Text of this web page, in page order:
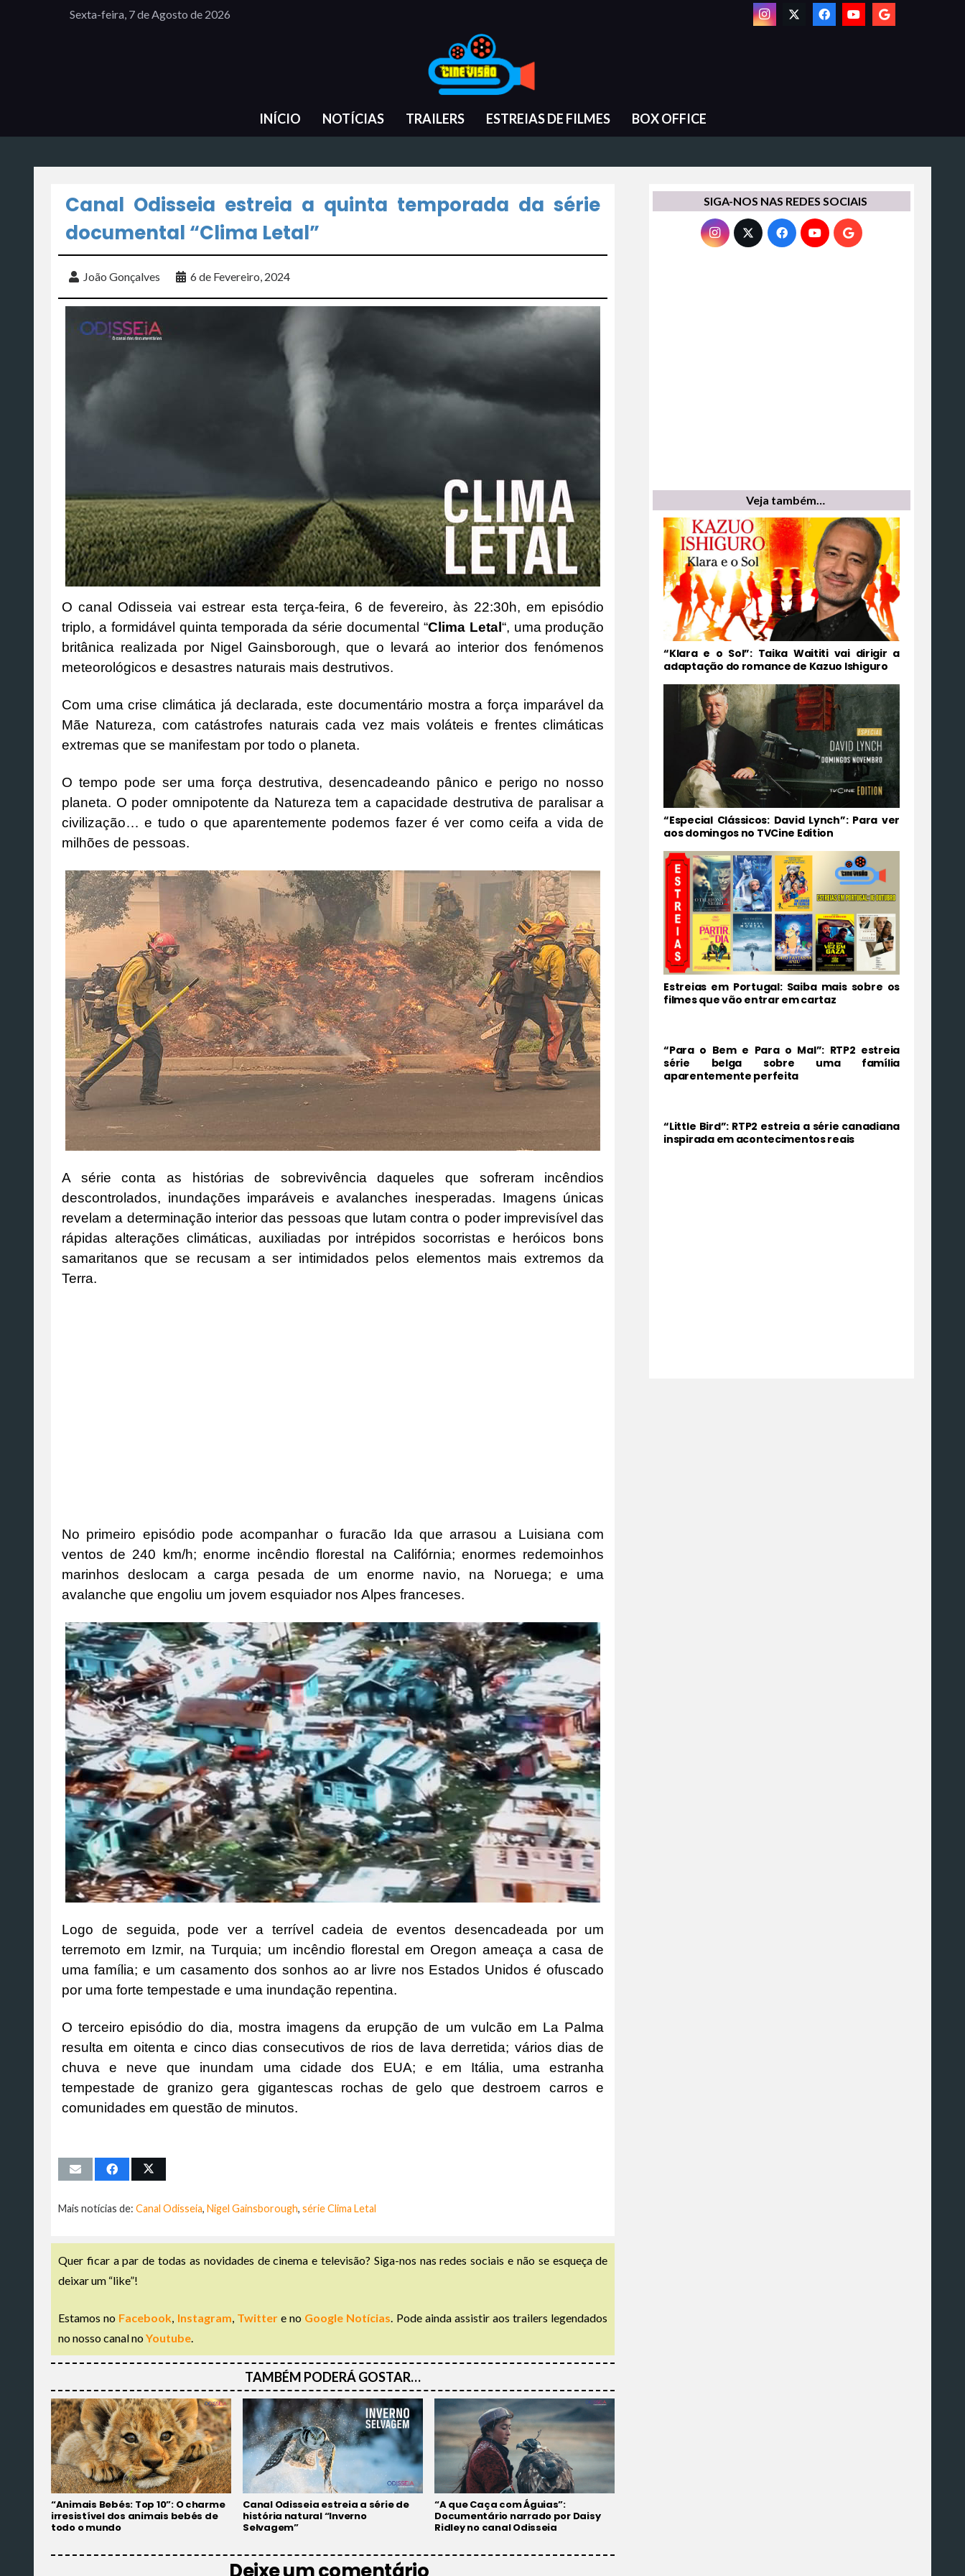
Sexta-feira, 7 de Agosto de 2026
INÍCIO NOTÍCIAS TRAILERS ESTREIAS DE FILMES BOX OFFICE
Canal Odisseia estreia a quinta temporada da série
documental “Clima Letal”
João Gonçalves 6 de Fevereiro, 2024
O canal Odisseia vai estrear esta terça-feira, 6 de fevereiro, às 22:30h, em episódio
triplo, a formidável quinta temporada da série documental “Clima Letal “, uma produção
britânica realizada por Nigel Gainsborough, que o levará ao interior dos fenómenos
meteorológicos e desastres naturais mais destrutivos.
Com uma crise climática já declarada, este documentário mostra a força imparável da
Mãe Natureza, com catástrofes naturais cada vez mais voláteis e frentes climáticas
extremas que se manifestam por todo o planeta.
O tempo pode ser uma força destrutiva, desencadeando pânico e perigo no nosso
planeta. O poder omnipotente da Natureza tem a capacidade destrutiva de paralisar a
civilização… e tudo o que aparentemente podemos fazer é ver como ceifa a vida de
milhões de pessoas.
A série conta as histórias de sobrevivência daqueles que sofreram incêndios
descontrolados, inundações imparáveis ​​e avalanches inesperadas. Imagens únicas
revelam a determinação interior das pessoas que lutam contra o poder imprevisível das
rápidas alterações climáticas, auxiliadas por intrépidos socorristas e heróicos bons
samaritanos que se recusam a ser intimidados pelos elementos mais extremos da
Terra.
No primeiro episódio pode acompanhar o furacão Ida que arrasou a Luisiana com
ventos de 240 km/h; enorme incêndio florestal na Califórnia; enormes redemoinhos
marinhos deslocam a carga pesada de um enorme navio, na Noruega; e uma
avalanche que engoliu um jovem esquiador nos Alpes franceses.
Logo de seguida, pode ver a terrível cadeia de eventos desencadeada por um
terremoto em Izmir, na Turquia; um incêndio florestal em Oregon ameaça a casa de
uma família; e um casamento dos sonhos ao ar livre nos Estados Unidos é ofuscado
por uma forte tempestade e uma inundação repentina.
O terceiro episódio do dia, mostra imagens da erupção de um vulcão em La Palma
resulta em oitenta e cinco dias consecutivos de rios de lava derretida; vários dias de
chuva e neve que inundam uma cidade dos EUA; e em Itália, uma estranha
tempestade de granizo gera gigantescas rochas de gelo que destroem carros e
comunidades em questão de minutos.
Mais notícias de: Canal Odisseia, Nigel Gainsborough, série Clima Letal
Quer ficar a par de todas as novidades de cinema e televisão? Siga-nos nas redes sociais e não se esqueça de
deixar um “like”!
Estamos no Facebook, Instagram, Twittere no Google Notícias. Pode ainda assistir aos trailers legendados
no nosso canal noYoutube.
TAMBÉM PODERÁ GOSTAR…
“Animais Bebés: Top 10”: O charme
irresistível dos animais bebés de
todo o mundo
Canal Odisseia estreia a série de
história natural “Inverno
Selvagem”
“A que Caça com Águias”:
Documentário narrado por Daisy
Ridley no canal Odisseia
Deixe um comentário
SIGA-NOS NAS REDES SOCIAIS
Veja também…
“Klara e o Sol”: Taika Waititi vai dirigir a
adaptação do romance de Kazuo Ishiguro
“Especial Clássicos: David Lynch”: Para ver
aos domingos no TVCine Edition
Estreias em Portugal: Saiba mais sobre os
filmes que vão entrar em cartaz
“Para o Bem e Para o Mal”: RTP2 estreia
série belga sobre uma família
aparentemente perfeita
“Little Bird”: RTP2 estreia a série canadiana
inspirada em acontecimentos reais